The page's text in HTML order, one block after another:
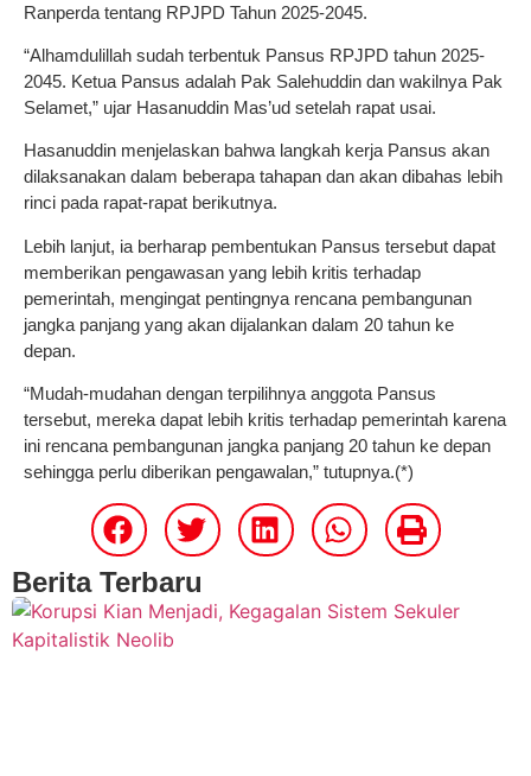
Ranperda tentang RPJPD Tahun 2025-2045.
“Alhamdulillah sudah terbentuk Pansus RPJPD tahun 2025-
2045. Ketua Pansus adalah Pak Salehuddin dan wakilnya Pak
Selamet,” ujar Hasanuddin Mas’ud setelah rapat usai.
Hasanuddin menjelaskan bahwa langkah kerja Pansus akan
dilaksanakan dalam beberapa tahapan dan akan dibahas lebih
rinci pada rapat-rapat berikutnya.
Lebih lanjut, ia berharap pembentukan Pansus tersebut dapat
memberikan pengawasan yang lebih kritis terhadap
pemerintah, mengingat pentingnya rencana pembangunan
jangka panjang yang akan dijalankan dalam 20 tahun ke
depan.
“Mudah-mudahan dengan terpilihnya anggota Pansus
tersebut, mereka dapat lebih kritis terhadap pemerintah karena
ini rencana pembangunan jangka panjang 20 tahun ke depan
sehingga perlu diberikan pengawalan,” tutupnya.(*)
Berita Terbaru